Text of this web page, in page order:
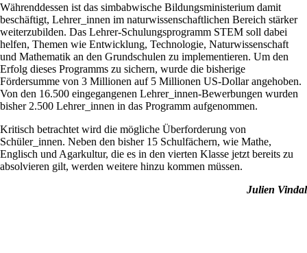
Währenddessen ist das simbabwische Bildungsministerium damit
beschäftigt, Lehrer_innen im naturwissenschaftlichen Bereich stärker
weiterzubilden. Das Lehrer-Schulungsprogramm STEM soll dabei
helfen, Themen wie Entwicklung, Technologie, Naturwissenschaft
und Mathematik an den Grundschulen zu implementieren. Um den
Erfolg dieses Programms zu sichern, wurde die bisherige
Fördersumme von 3 Millionen auf 5 Millionen US-Dollar angehoben.
Von den 16.500 eingegangenen Lehrer_innen-Bewerbungen wurden
bisher 2.500 Lehrer_innen in das Programm aufgenommen.
Kritisch betrachtet wird die mögliche Überforderung von
Schüler_innen. Neben den bisher 15 Schulfächern, wie Mathe,
Englisch und Agarkultur, die es in den vierten Klasse jetzt bereits zu
absolvieren gilt, werden weitere hinzu kommen müssen.
Julien Vindal